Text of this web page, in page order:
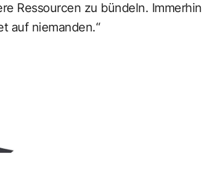
Ressourcen zu bündeln. Immerhin
auf niemanden.“